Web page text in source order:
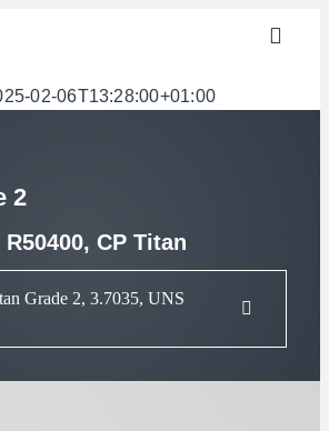
Toggle
02-06T13:28:00+01:00
2
R50400, CP Titan
Grade 2, 3.7035, UNS